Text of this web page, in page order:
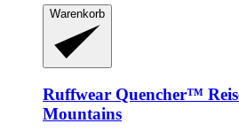
Warenkorb
Ruffwear Quencher™
Mountains